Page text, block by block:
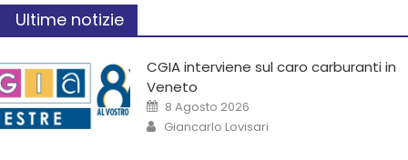
Ultime notizie
CGIA interviene sul caro carburanti in
Veneto
8 Agosto 2026
Giancarlo Lovisari